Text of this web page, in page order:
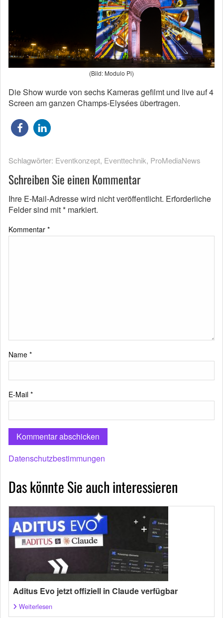
(Bild: Modulo Pi)
Die Show wurde von sechs Kameras gefilmt und live auf 4
Screen am ganzen Champs-Elysées übertragen.
Schlagwörter: Eventkonzept, Eventtechnik, ProMediaNews
Schreiben Sie einen Kommentar
Ihre E-Mail-Adresse wird nicht veröffentlicht. Erforderliche
Felder sind mit* markiert.
Kommentar *
Name *
E-Mail *
Datenschutzbestimmungen
Das könnte Sie auch interessieren
Aditus Evo jetzt offiziell in Claude verfügbar
Weiterlesen